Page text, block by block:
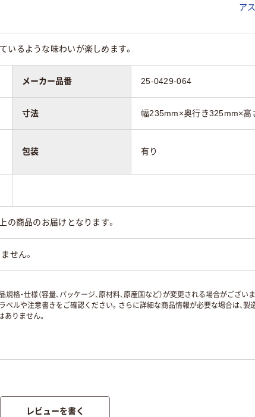
ア
いるような味わいが楽しめます。
メーカー品番 25-0429-064
寸法 幅235mm×奥行き325mm×高
包装 有り
商品のお届けとなります。
せん。
・仕様（容量、パッケージ、原材料、原産国など）が変更される場合がござい
ルや注意書きをご確認ください。さらに詳細な商品情報が必要な場合は、製
ありません。
レビューを書く